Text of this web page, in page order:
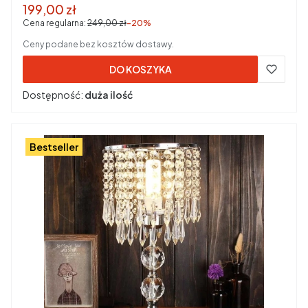
Cena promocyjna brutto
199,00 zł
Cena regularna: 249,00 zł-20%
Ceny podane bez kosztów dostawy.
DO KOSZYKA
Dostępność: duża ilość
Bestseller